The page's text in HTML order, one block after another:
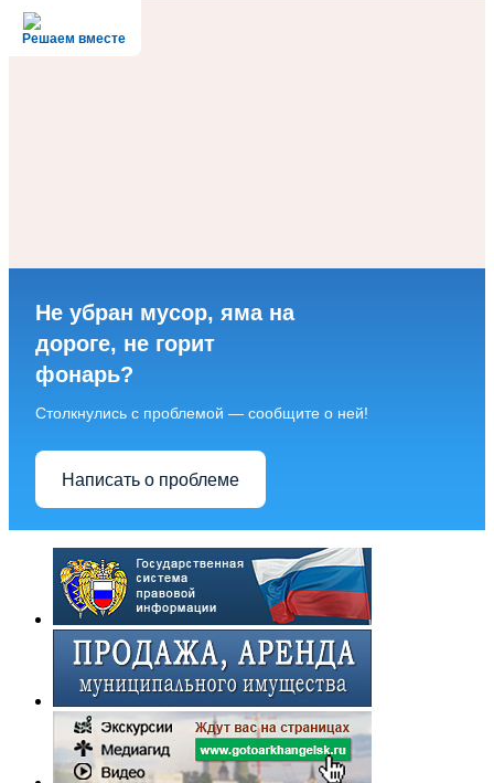
Решаем вместе
Не убран мусор, яма на
дороге, не горит
фонарь?
Столкнулись с проблемой — сообщите о ней!
Написать о проблеме